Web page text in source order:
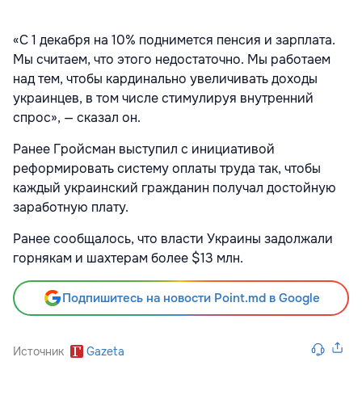
«С 1 декабря на 10% поднимется пенсия и зарплата.
Мы считаем, что этого недостаточно. Мы работаем
над тем, чтобы кардинально увеличивать доходы
украинцев, в том числе стимулируя внутренний
спрос», — сказал он.
Ранее Гройсман выступил с инициативой
реформировать систему оплаты труда так, чтобы
каждый украинский гражданин получал достойную
заработную плату.
Ранее сообщалось, что власти Украины задолжали
горнякам и шахтерам более $13 млн.
Подпишитесь на новости Point.md в Google
Источник Gazeta